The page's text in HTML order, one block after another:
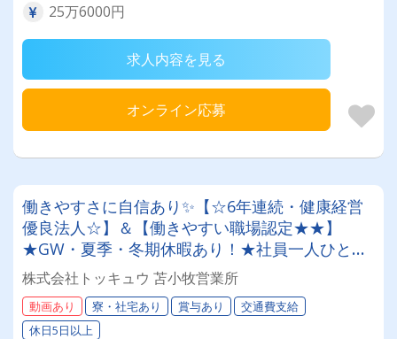
25万6000円
求人内容を見る
オンライン応募
働きやすさに自信あり✨【☆6年連続・健康経営
優良法人☆】＆【働きやすい職場認定★★】
★GW・夏季・冬期休暇あり！★社員一人ひとり
を大切にする昭和34年設立の安定企業！＜未経験
者も大歓迎！トレーラードライバー＞
株式会社トッキュウ 苫小牧営業所
動画あり 寮・社宅あり 賞与あり
交通費支給
休日5日以上